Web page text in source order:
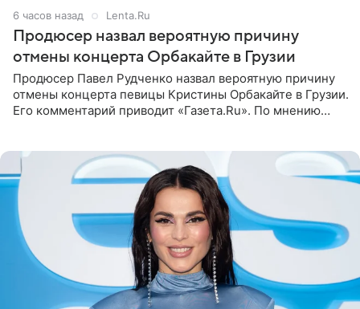
6 часов назад Lenta.Ru
Продюсер назвал вероятную причину
отмены концерта Орбакайте в Грузии
Продюсер Павел Рудченко назвал вероятную причину
отмены концерта певицы Кристины Орбакайте в Грузии.
Его комментарий приводит «Газета.Ru». По мнению